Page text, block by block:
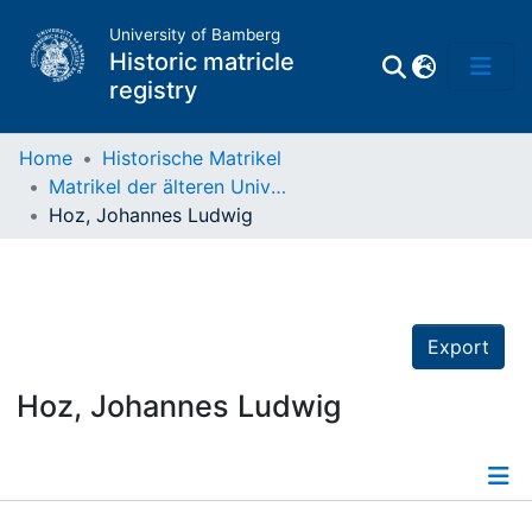
University of Bamberg
Historic matricle
registry
Matrikel
Home
Historische Matrikel
Matrikel der älteren Universität
Hoz, Johannes Ludwig
Export
Hoz, Johannes Ludwig